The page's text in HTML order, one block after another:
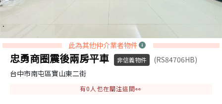
此為其他仲介業者物件
忠勇商圈震後兩房平車 非信義物件
(RS84706HB)
台中市南屯區寶山東二街
有0 人也在關注這間👀